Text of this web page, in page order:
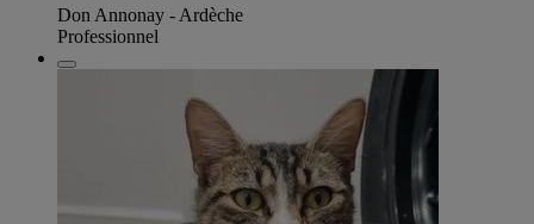
Don Annonay - Ardèche
Professionnel